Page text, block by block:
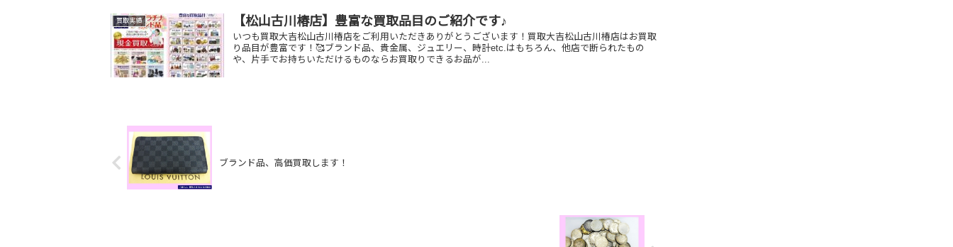
買取実績 【松山古川椿店】豊富な買取品目のご紹介です♪
いつも買取大吉松山古川椿店をご利用いただきありがとうございます！買取大吉松山古川椿店はお買取
り品目が豊富です！🥰ブランド品、貴金属、ジュエリー、時計etc.はもちろん、他店で断られたもの
や、片手でお持ちいただけるものならお買取りできるお品が...
ブランド品、高価買取します！